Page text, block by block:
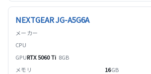
NEXTGEAR JG-A5G6A
RTX 5060 Ti 8GB
16GB